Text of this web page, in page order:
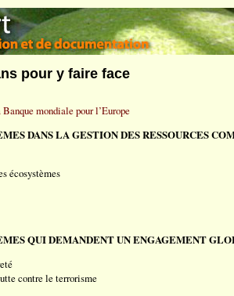
pour y faire face
mondiale pour l’Europe
DANS LA GESTION DES RESSOURCES
écosystèmes
QUI DEMANDENT UN ENGAGEMENT
contre le terrorisme